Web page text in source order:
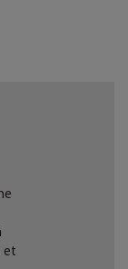
et